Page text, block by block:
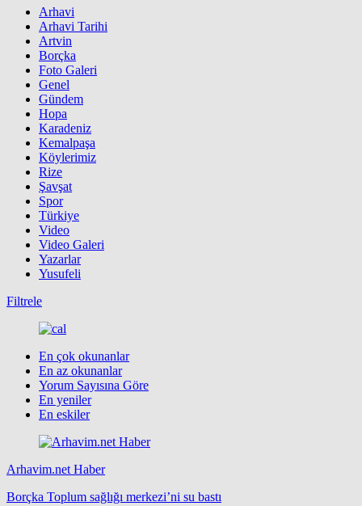
Arhavi
Arhavi Tarihi
Artvin
Borçka
Foto Galeri
Genel
Gündem
Hopa
Karadeniz
Kemalpaşa
Köylerimiz
Rize
Şavşat
Spor
Türkiye
Video
Video Galeri
Yazarlar
Yusufeli
Filtrele
En çok okunanlar
En az okunanlar
Yorum Sayısına Göre
En yeniler
En eskiler
Arhavim.net Haber
Borçka Toplum sağlığı merkezi’ni su bastı